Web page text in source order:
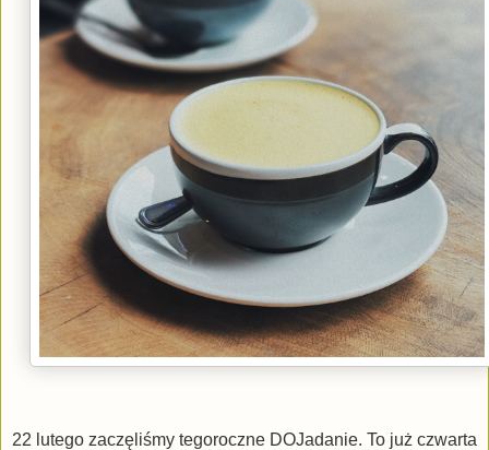
22 lutego zaczęliśmy tegoroczne DOJadanie. To już czwarta